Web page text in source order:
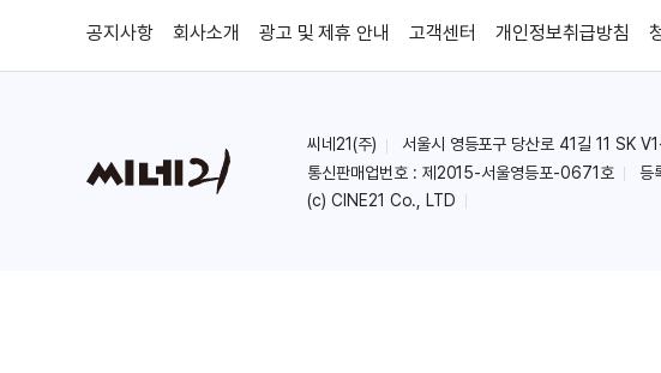
공지사항 회사소개 광고 및 제휴 안내 고객센터 개인정보취급방침
씨네21(주) 서울시 영등포구 당산로 41길 11 SK
통신판매업번호 : 제2015-서울영등포-0671호
등
(c) CINE21 Co., LTD